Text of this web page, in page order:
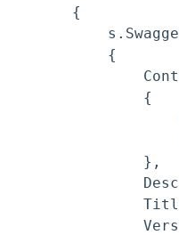
        {
            {
                {
                },